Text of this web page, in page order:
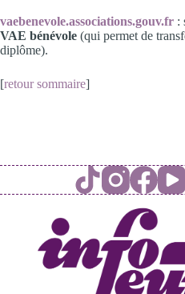
vaebenevole.associations.gouv.fr :
VAE bénévole (qui permet de
diplôme).
[retour sommaire]